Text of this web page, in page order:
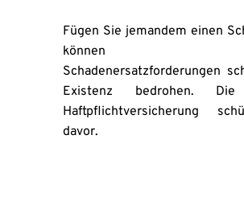
Fügen Sie jemandem einen
können
Schadenersatzforderungen
Existenz bedrohen.
Haftpflichtversicherung
davor.